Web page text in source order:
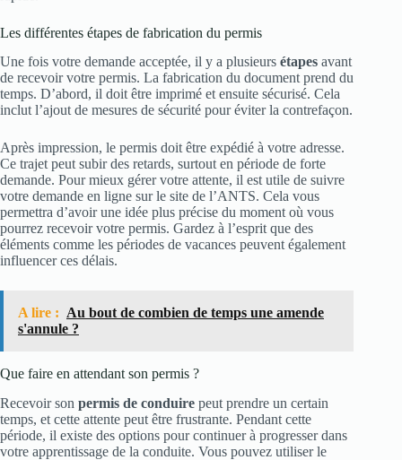
Les différentes étapes de fabrication du permis
Une fois votre demande acceptée, il y a plusieurs étapes avant
de recevoir votre permis. La fabrication du document prend du
temps. D’abord, il doit être imprimé et ensuite sécurisé. Cela
inclut l’ajout de mesures de sécurité pour éviter la contrefaçon.
Après impression, le permis doit être expédié à votre adresse.
Ce trajet peut subir des retards, surtout en période de forte
demande. Pour mieux gérer votre attente, il est utile de suivre
votre demande en ligne sur le site de l’ANTS. Cela vous
permettra d’avoir une idée plus précise du moment où vous
pourrez recevoir votre permis. Gardez à l’esprit que des
éléments comme les périodes de vacances peuvent également
influencer ces délais.
A lire : Au bout de combien de temps une amende
s'annule ?
Que faire en attendant son permis ?
Recevoir son permis de conduire peut prendre un certain
temps, et cette attente peut être frustrante. Pendant cette
période, il existe des options pour continuer à progresser dans
votre apprentissage de la conduite. Vous pouvez utiliser le